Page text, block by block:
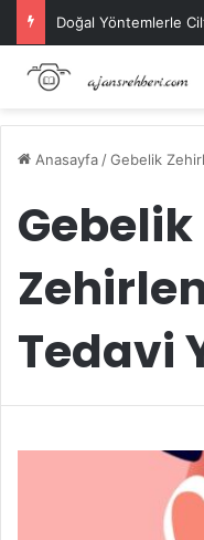
Doğal Yöntemlerle
Anasayfa /Gebelik
Gebelik
Tedavi